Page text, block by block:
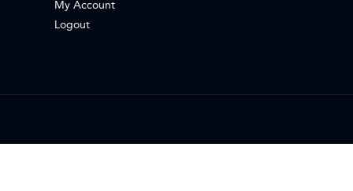
My Account
Logout